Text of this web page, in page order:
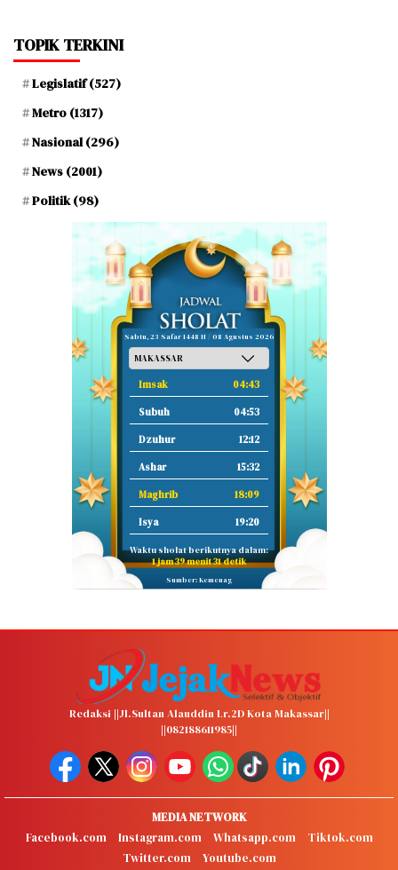
TOPIK TERKINI
Legislatif(527)
Metro (1317)
Nasional(296)
News (2001)
Politik(98)
Sabtu, 23 Safar 1448 H / 08 Agustus 2026
Imsak 04:43
Subuh 04:53
Dzuhur 12:12
Ashar 15:32
Maghrib 18:09
Isya 19:20
Waktu sholat berikutnya dalam:
1 jam 39 menit 30 detik
Sumber: Kemenag
Redaksi ||Jl.Sultan Alauddin Lr.2D Kota Makassar||
||082188611985||
MEDIA NETWORK
Facebook.com
Instagram.com Whatsapp.com
Tiktok.com
Twitter.com
Youtube.com